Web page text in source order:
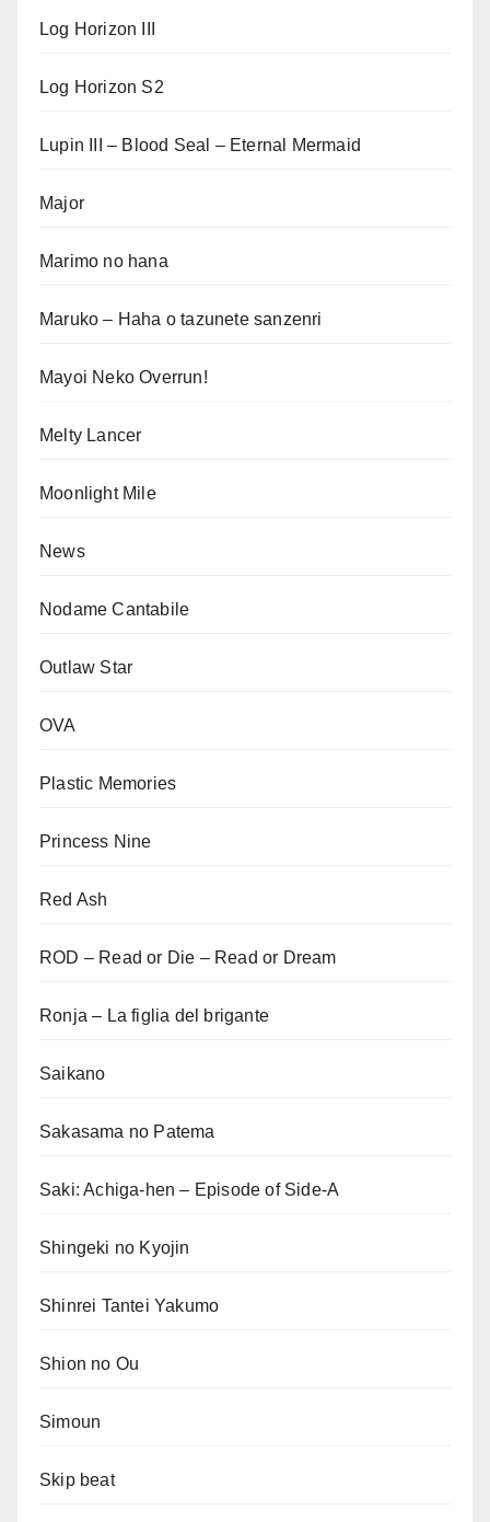
Log Horizon III
Log Horizon S2
Lupin III – Blood Seal – Eternal Mermaid
Major
Marimo no hana
Maruko – Haha o tazunete sanzenri
Mayoi Neko Overrun!
Melty Lancer
Moonlight Mile
News
Nodame Cantabile
Outlaw Star
OVA
Plastic Memories
Princess Nine
Red Ash
ROD – Read or Die – Read or Dream
Ronja – La figlia del brigante
Saikano
Sakasama no Patema
Saki: Achiga-hen – Episode of Side-A
Shingeki no Kyojin
Shinrei Tantei Yakumo
Shion no Ou
Simoun
Skip beat